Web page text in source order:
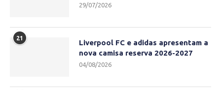
29/07/2026
21
Liverpool FC e adidas apresentam a
nova camisa reserva 2026-2027
04/08/2026